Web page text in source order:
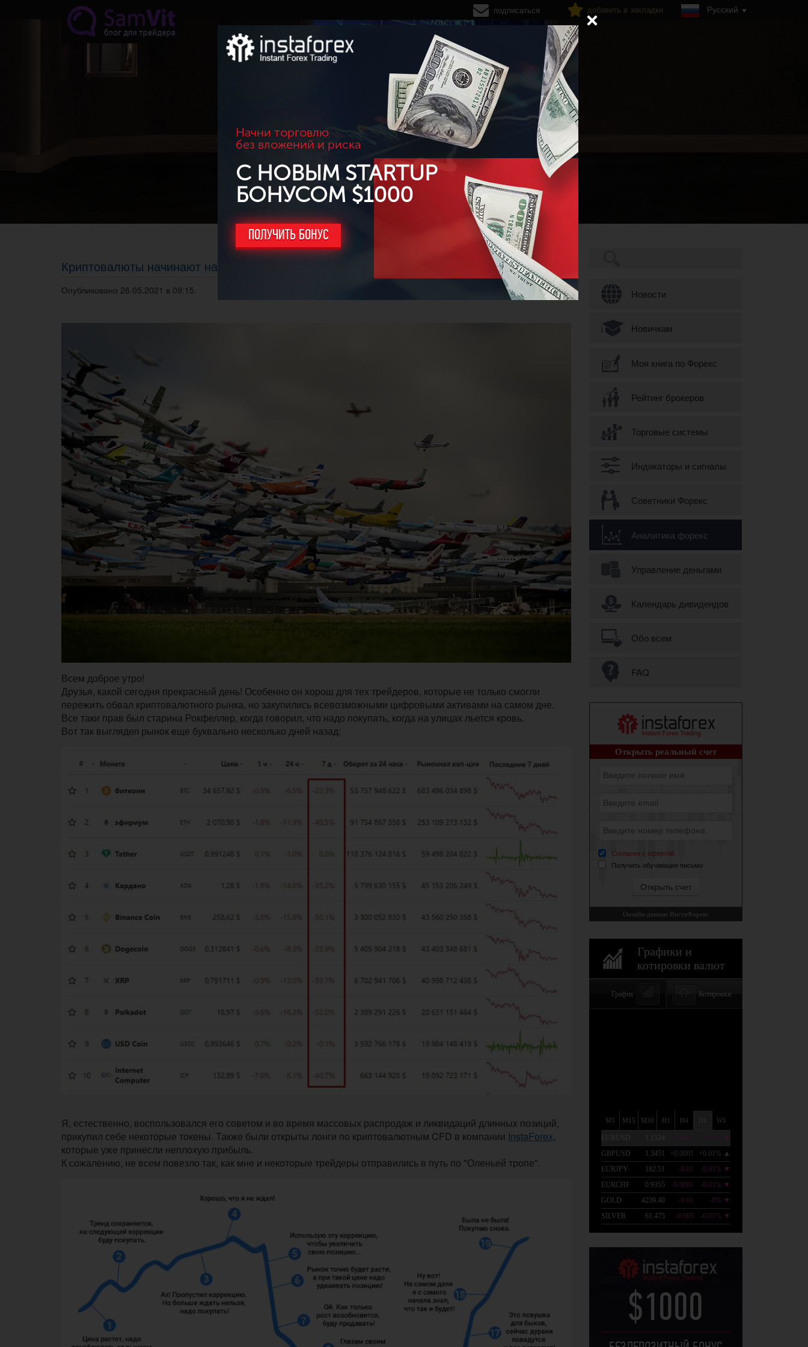
Перейти к основному содержанию
Начни торговлю
без вложений и риска
С НОВЫМ STARTUP
БОНУСОМ $1000
ПОЛУЧИТЬ БОНУС
подписаться добавить в закладки Русский
Новости
Новичкам
Моя книга по Форекс
Рейтинг брокеров
Торговые системы
Индикаторы и сигналы
Советники Форекс
Аналитика форекс
Управление деньгами
Календарь дивидендов
Обо всем
FAQ
$1000
Криптовалюты начинают набирать высоту
Опубликовано 26.05.2021 в 09:15.
Всем доброе утро!
Друзья, какой сегодня прекрасный день! Особенно он хорош для тех трейдеров, которые не только смогли
пережить обвал криптовалютного рынка, но закупились всевозможными цифровыми активами на самом дне.
Все таки прав был старина Рокфеллер, когда говорил, что надо покупать, когда на улицах льется кровь.
Вот так выглядел рынок еще буквально несколько дней назад:
Я, естественно, воспользовался его советом и во время массовых распродаж и ликвидаций длинных позиций,
прикупил себе некоторые токены. Также были открыты лонги по криптовалютным CFD в компании InstaForex,
которые уже принесли неплохую прибыль.
К сожалению, не всем повезло так, как мне и некоторые трейдеры отправились в путь по "Оленьей тропе".